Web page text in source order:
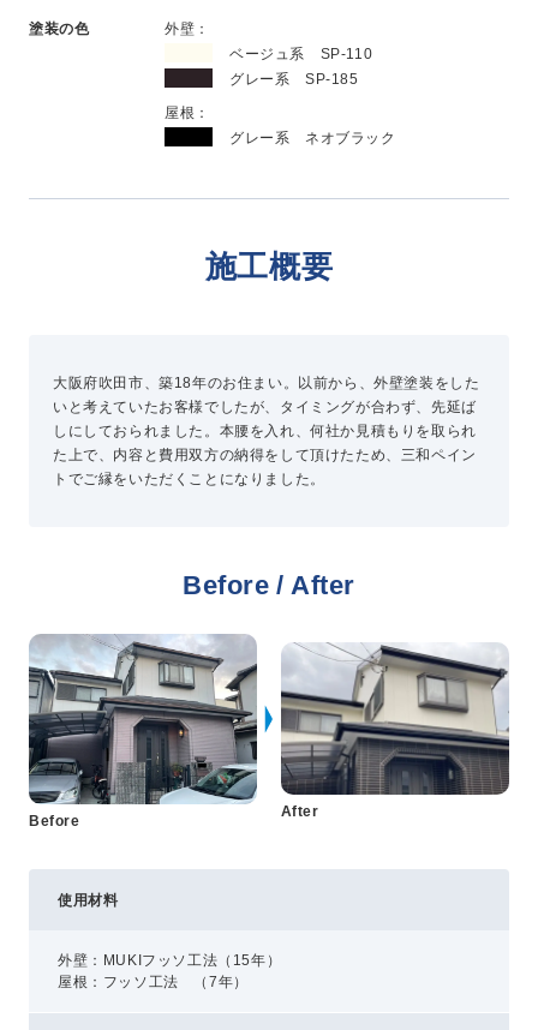
よくある質問
お問い合わせ
現地診断見積もり（無料）
無料点検
施工パートナー募集
総合お問い合わせ
コミュニティガイドライン
特定商取引法に基づく表記
塗装の色
外壁：
ベージュ系 SP-110
グレー系 SP-185
屋根：
グレー系 ネオブラック
施工概要
大阪府吹田市、築18年のお住まい。以前から、外壁塗装をした
いと考えていたお客様でしたが、タイミングが合わず、先延ば
しにしておられました。本腰を入れ、何社か見積もりを取られ
た上で、内容と費用双方の納得をして頂けたため、三和ペイン
トでご縁をいただくことになりました。
Before / After
Before
After
使用材料
外壁：MUKIフッソ工法（15年）
屋根：フッソ工法 （7年）